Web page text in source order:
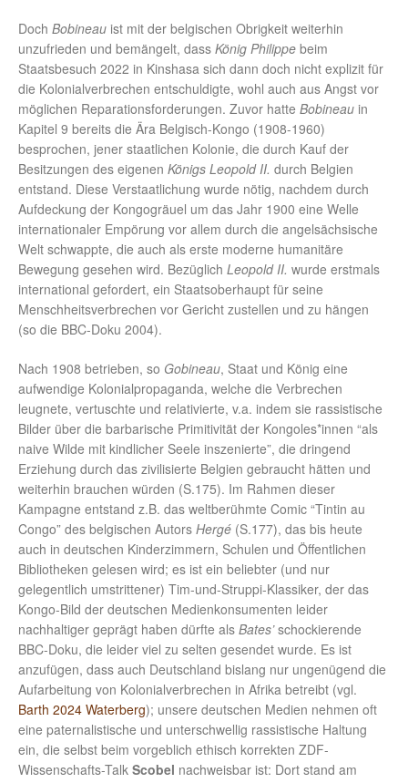
Doch Bobineau ist mit der belgischen Obrigkeit weiterhin
unzufrieden und bemängelt, dass König Philippe beim
Staatsbesuch 2022 in Kinshasa sich dann doch nicht explizit für
die Kolonialverbrechen entschuldigte, wohl auch aus Angst vor
möglichen Reparationsforderungen. Zuvor hatte Bobineau in
Kapitel 9 bereits die Ära Belgisch-Kongo (1908-1960)
besprochen, jener staatlichen Kolonie, die durch Kauf der
Besitzungen des eigenen Königs Leopold II. durch Belgien
entstand. Diese Verstaatlichung wurde nötig, nachdem durch
Aufdeckung der Kongogräuel um das Jahr 1900 eine Welle
internationaler Empörung vor allem durch die angelsächsische
Welt schwappte, die auch als erste moderne humanitäre
Bewegung gesehen wird. Bezüglich Leopold II. wurde erstmals
international gefordert, ein Staatsoberhaupt für seine
Menschheitsverbrechen vor Gericht zustellen und zu hängen
(so die BBC-Doku 2004).
Nach 1908 betrieben, so Gobineau, Staat und König eine
aufwendige Kolonialpropaganda, welche die Verbrechen
leugnete, vertuschte und relativierte, v.a. indem sie rassistische
Bilder über die barbarische Primitivität der Kongoles*innen “als
naive Wilde mit kindlicher Seele inszenierte”, die dringend
Erziehung durch das zivilisierte Belgien gebraucht hätten und
weiterhin brauchen würden (S.175). Im Rahmen dieser
Kampagne entstand z.B. das weltberühmte Comic “Tintin au
Congo” des belgischen Autors Hergé (S.177), das bis heute
auch in deutschen Kinderzimmern, Schulen und Öffentlichen
Bibliotheken gelesen wird; es ist ein beliebter (und nur
gelegentlich umstrittener) Tim-und-Struppi-Klassiker, der das
Kongo-Bild der deutschen Medienkonsumenten leider
nachhaltiger geprägt haben dürfte als Bates’schockierende
BBC-Doku, die leider viel zu selten gesendet wurde. Es ist
anzufügen, dass auch Deutschland bislang nur ungenügend die
Aufarbeitung von Kolonialverbrechen in Afrika betreibt (vgl.
Barth 2024 Waterberg); unsere deutschen Medien nehmen oft
eine paternalistische und unterschwellig rassistische Haltung
ein, die selbst beim vorgeblich ethisch korrekten ZDF-
Wissenschafts-Talk Scobel nachweisbar ist: Dort stand am